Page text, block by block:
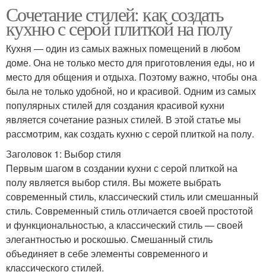
Сочетание стилей: как создать
кухню с серой плиткой на полу
Кухня — один из самых важных помещений в любом
доме. Она не только место для приготовления еды, но и
место для общения и отдыха. Поэтому важно, чтобы она
была не только удобной, но и красивой. Одним из самых
популярных стилей для создания красивой кухни
является сочетание разных стилей. В этой статье мы
рассмотрим, как создать кухню с серой плиткой на полу.
Заголовок 1: Выбор стиля
Первым шагом в создании кухни с серой плиткой на
полу является выбор стиля. Вы можете выбрать
современный стиль, классический стиль или смешанный
стиль. Современный стиль отличается своей простотой
и функциональностью, а классический стиль — своей
элегантностью и роскошью. Смешанный стиль
объединяет в себе элементы современного и
классического стилей.